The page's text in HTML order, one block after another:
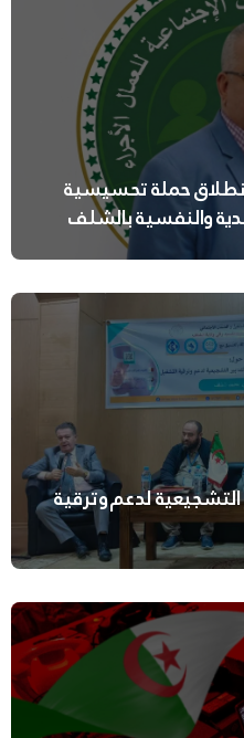
حملة تحسيسية
والنفسية بالشلف
لدعم وترقية